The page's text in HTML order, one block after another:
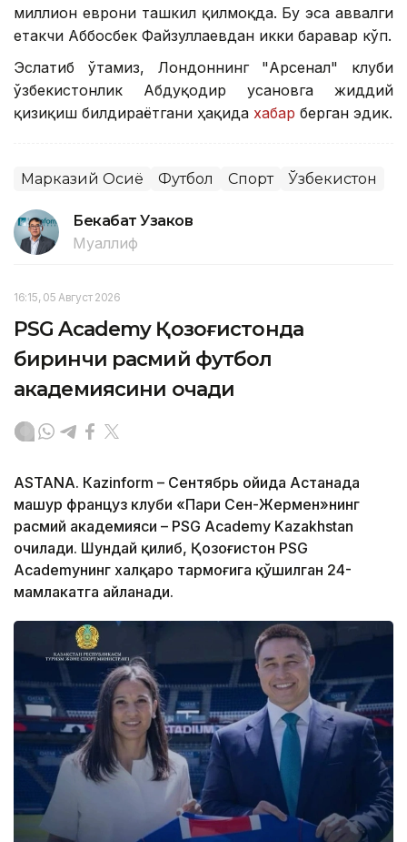
миллион еврони ташкил қилмоқда. Бу эса аввалги
етакчи Аббосбек Файзуллаевдан икки баравар кўп.
Эслатиб ўтамиз, Лондоннинг "Арсенал" клуби
ўзбекистонлик Абдуқодир Ҳусановга жиддий
қизиқиш билдираётгани ҳақида хабар берган эдик.
Марказий Осиё Футбол Спорт Ўзбекистон
Бекабат Узаков
Муаллиф
16:15, 05 Август 2026
PSG Academy Қозоғистонда
биринчи расмий футбол
академиясини очади
ASTANА. Кazinform – Сентябрь ойида Астанада
машҳур француз клуби «Пари Сен-Жермен»нинг
расмий академияси – PSG Academy Kazakhstan
очилади. Шундай қилиб, Қозоғистон PSG
Academyнинг халқаро тармоғига қўшилган 24-
мамлакатга айланади.